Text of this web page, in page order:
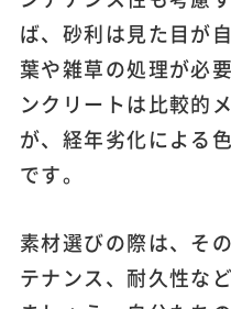
ば、砂利は見た目が
葉や雑草の処理が必
ンクリートは比較的
が、経年劣化による
です。
素材選びの際は、そ
テナンス、耐久性な